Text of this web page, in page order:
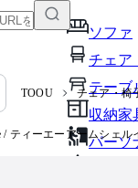
ソファ
チェア
テーブ
収納家
パーソ
オフ
追加
URLを貼り付けて、カートに追加
TOOU チェア・椅
/ ティーエーアームシェ